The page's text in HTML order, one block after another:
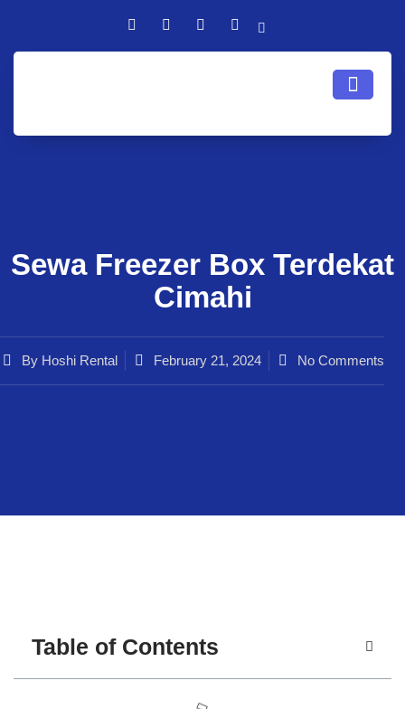
Sewa Freezer Box Terdekat
Cimahi
By Hoshi Rental February 21, 2024 No Comments
Table of Contents